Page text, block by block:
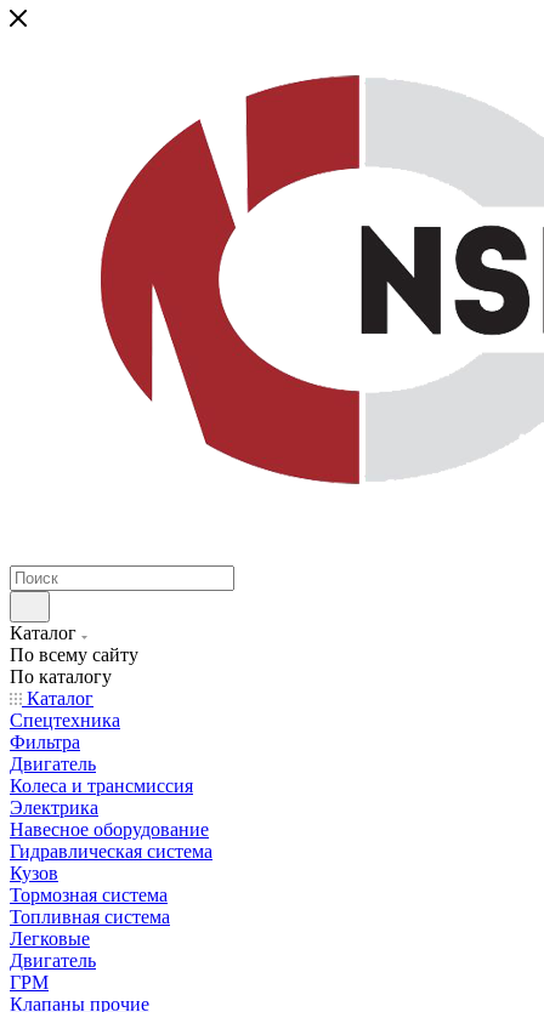
Каталог
По всему сайту
По каталогу
Каталог
Спецтехника
Фильтра
Двигатель
Колеса и трансмиссия
Электрика
Навесное оборудование
Гидравлическая система
Кузов
Тормозная система
Топливная система
Легковые
Двигатель
ГРМ
Клапаны прочие